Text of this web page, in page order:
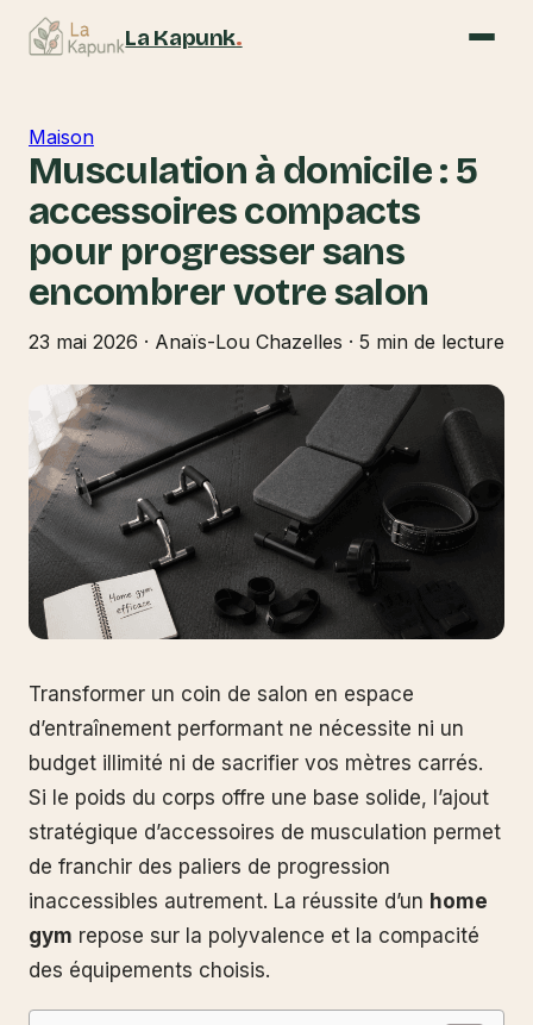
La Kapunk.
Maison
Musculation à domicile : 5
accessoires compacts
pour progresser sans
encombrer votre salon
23 mai 2026 · Anaïs-Lou Chazelles · 5 min de lecture
Transformer un coin de salon en espace
d’entraînement performant ne nécessite ni un
budget illimité ni de sacrifier vos mètres carrés.
Si le poids du corps offre une base solide, l’ajout
stratégique d’accessoires de musculation permet
de franchir des paliers de progression
inaccessibles autrement. La réussite d’un home
gym repose sur la polyvalence et la compacité
des équipements choisis.